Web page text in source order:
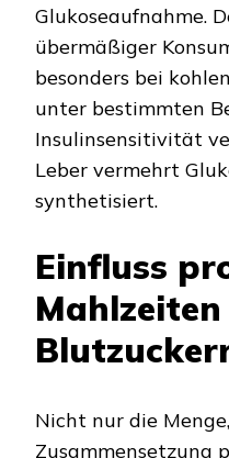
Glukoseaufnahme.
übermäßiger
besonders bei
unter bestimmten
Insulinsensitivität
Leber vermehrt
synthetisiert.
Einfluss
Nicht nur die
Zusammensetzung